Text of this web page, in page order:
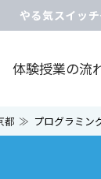
やる気スイッ
体験授業の流
都 プログラミン